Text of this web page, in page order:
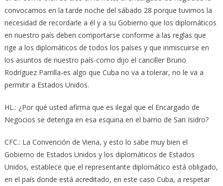
convocamos en la tarde noche del sábado 28 porque tuvimos la
necesidad de recordarle a él y a su Gobierno que los diplomáticos
en nuestro país deben comportarse conforme a las reglas que
rige a los diplomáticos de todos los países y que inmiscuirse en
los asuntos de nuestro país-como dijo el canciller Bruno
Rodríguez Parrilla-es algo que Cuba no va a tolerar, no le va a
permitir a Estados Unidos.
HL.: ¿Por qué usted afirma que es ilegal que el Encargado de
Negocios se detenga en esa esquina en el barrio de San Isidro?
CFC.: La Convención de Viena, y esto lo sabe muy bien el
Gobierno de Estados Unidos y los diplomáticos de Estados
Unidos, establece que el representante diplomático está obligado,
en el país donde está acreditado, en este caso Cuba, a respetar